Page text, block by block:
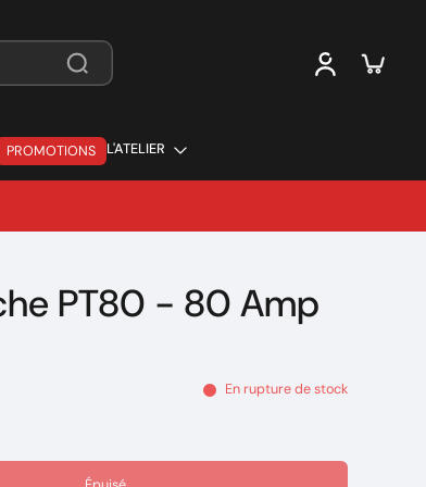
PROMOTIONS L'ATELIER
PT80 - 80 Amp
En rupture de stock